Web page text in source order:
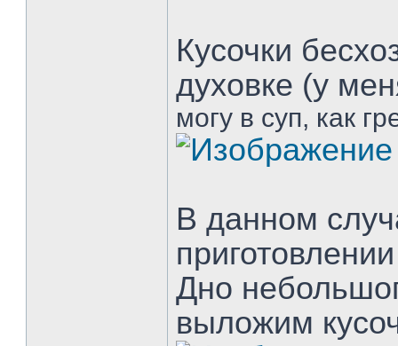
Кусочки
духовке (у
могу в суп, как
В данном
Дно
выложим